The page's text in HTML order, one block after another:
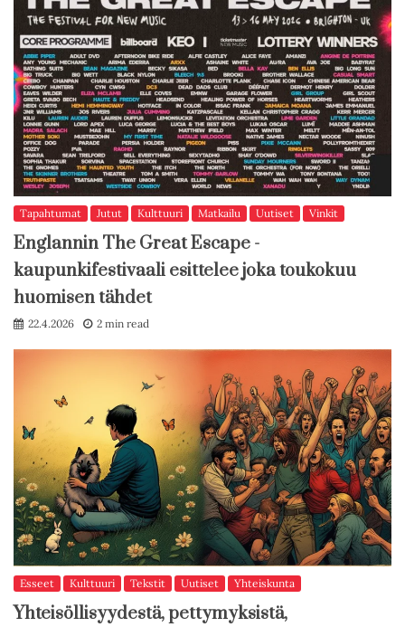
Tapahtumat Jutut Kulttuuri Matkailu Uutiset Vinkit
Englannin The Great Escape -
kaupunkifestivaali esittelee joka toukokuu
huomisen tähdet
22.4.2026 2 min read
Esseet Kulttuuri Tekstit Uutiset Yhteiskunta
Yhteisöllisyydestä, pettymyksistä,